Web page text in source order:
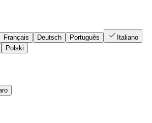
Français Deutsch Português
Italiano
Polski